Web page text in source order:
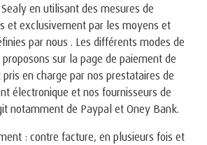
en utilisant des mesures de
et exclusivement par les moyens et
par nous . Les différents modes de
sur la page de paiement de
en charge par nos prestataires de
électronique et nos fournisseurs de
notamment de Paypal et Oney Bank.
: contre facture, en plusieurs fois et